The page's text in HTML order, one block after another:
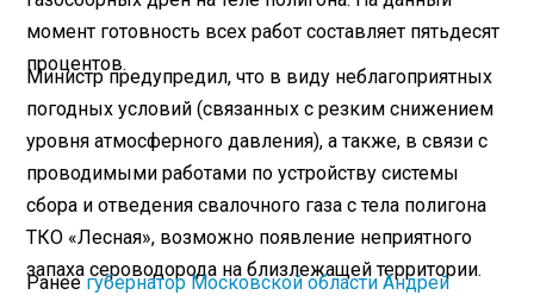
момент готовность всех работ составляет пятьдесят
процентов.
Министр предупредил, что в виду неблагоприятных
погодных условий (связанных с резким снижением
уровня атмосферного давления), а также, в связи с
проводимыми работами по устройству системы
сбора и отведения свалочного газа с тела полигона
ТКО «Лесная», возможно появление неприятного
запаха сероводорода на близлежащей территории.
Ранеегубернатор Московской области Андрей